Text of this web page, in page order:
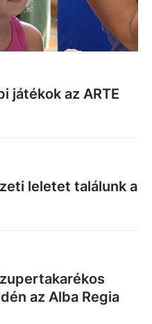
játékok az ARTE
leletet találunk a
az Alba Regia